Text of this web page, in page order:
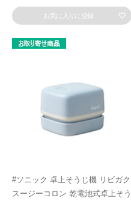
お気に入りに登録
#ソニック 卓上そうじ機 リビガク
スージーコロン 乾電池式卓上そう